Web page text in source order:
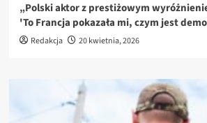
„Polski aktor z prestiżowym
'To Francja pokazała mi, czym jest
Redakcja 20 kwietnia, 2026